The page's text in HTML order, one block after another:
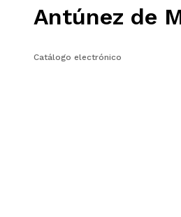
Antúnez de
Catálogo electrónico